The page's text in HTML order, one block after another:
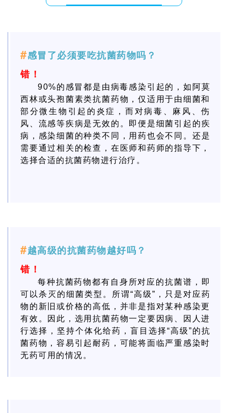
#感冒了必须要吃抗菌药物吗？
错！
90%的感冒都是由病毒感染引起的，如阿莫
西林或头孢菌素类抗菌药物，仅适用于由细菌和
部分微生物引起的炎症，而对病毒、麻风、伤
风、流感等疾病是无效的。 即便是细菌引起的疾
病，感染细菌的种类不同，用药也会不同。 还是
需要通过相关的检查，在医师和药师的指导下，
选择合适的抗菌药物进行治疗。
#越高级的抗菌药物越好吗？
错！
每种抗菌药物都有自身所对应的抗菌谱，即
可以杀灭的细菌类型。所谓“高级”，只是对应药
物的新旧或价格的高低，并非是指对某种感染更
有效。因此，选用抗菌药物一定要因病、因人进
行选择，坚持个体化给药，盲目选择“高级”的抗
菌药物，容易引起耐药，可能将面临严重感染时
无药可用的情况。